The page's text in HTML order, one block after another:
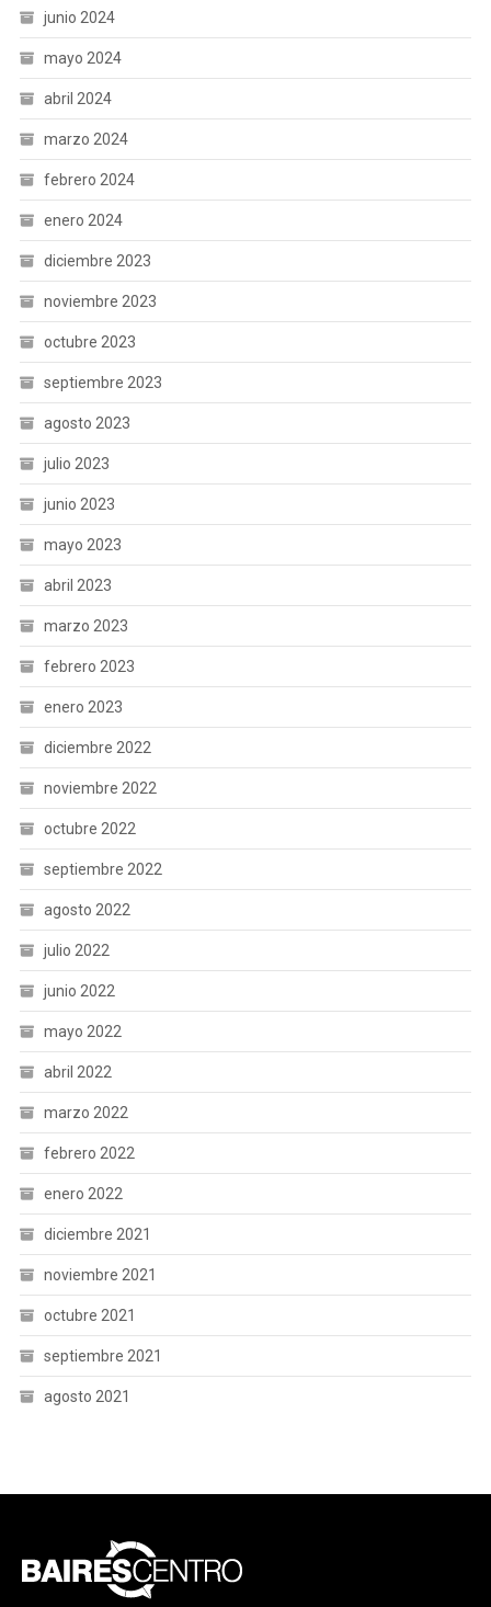
junio 2024
mayo 2024
abril 2024
marzo 2024
febrero 2024
enero 2024
diciembre 2023
noviembre 2023
octubre 2023
septiembre 2023
agosto 2023
julio 2023
junio 2023
mayo 2023
abril 2023
marzo 2023
febrero 2023
enero 2023
diciembre 2022
noviembre 2022
octubre 2022
septiembre 2022
agosto 2022
julio 2022
junio 2022
mayo 2022
abril 2022
marzo 2022
febrero 2022
enero 2022
diciembre 2021
noviembre 2021
octubre 2021
septiembre 2021
agosto 2021